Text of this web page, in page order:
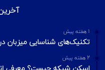
RAR
چطور
تلگرام